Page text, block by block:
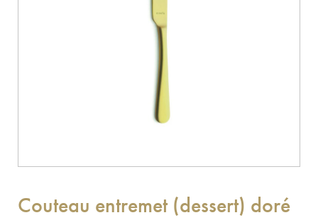
Couteau entremet (dessert) doré